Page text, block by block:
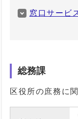
窓口サービ
総務課
区役所の庶務に